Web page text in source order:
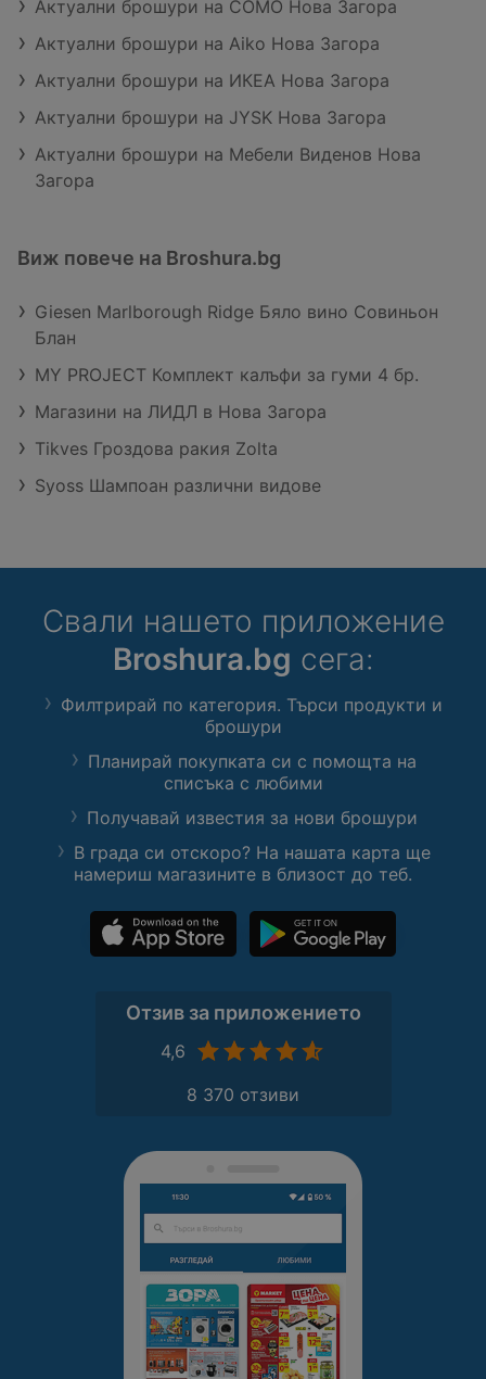
Актуални брошури на COMO Нова Загора
Актуални брошури на Aiko Нова Загора
Актуални брошури на ИКЕА Нова Загора
Актуални брошури на JYSK Нова Загора
Актуални брошури на Мебели Виденов Нова
Загора
Виж повече на Broshura.bg
Giesen Marlborough Ridge Бяло вино Совиньон
Блан
MY PROJECT Комплект калъфи за гуми 4 бр.
Магазини на ЛИДЛ в Нова Загора
Tikves Гроздова ракия Zolta
Syoss Шампоан различни видове
Свали нашето приложение
Broshura.bg сега:
Филтрирай по категория. Търси продукти и
брошури
Планирай покупката си с помощта на
списъка с любими
Получавай известия за нови брошури
В града си отскоро? На нашата карта ще
намериш магазините в близост до теб.
Отзив за приложението
4,6
8 370 отзиви